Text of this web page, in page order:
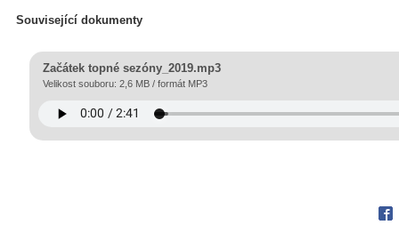
Související dokumenty
Začátek topné sezóny_2019.mp3
Velikost souboru: 2,6 MB / formát MP3